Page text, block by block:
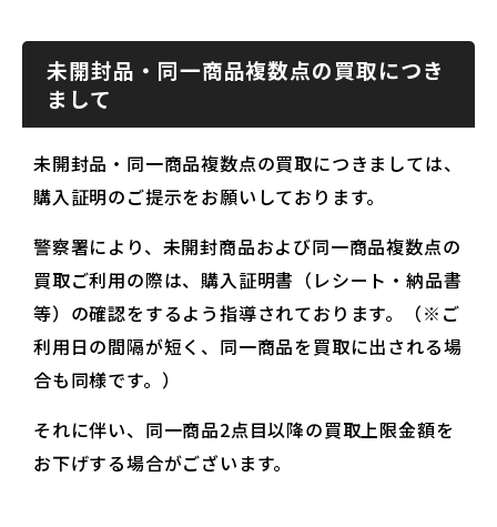
未開封品・同一商品複数点の買取につき
まして
未開封品・同一商品複数点の買取につきましては、
購入証明のご提示をお願いしております。
警察署により、未開封商品および同一商品複数点の
買取ご利用の際は、購入証明書（レシート・納品書
等）の確認をするよう指導されております。（※ご
利用日の間隔が短く、同一商品を買取に出される場
合も同様です。）
それに伴い、同一商品2点目以降の買取上限金額を
お下げする場合がございます。